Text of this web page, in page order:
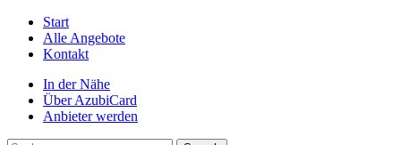
Start
Alle Angebote
Kontakt
In der Nähe
Über AzubiCard
Anbieter werden